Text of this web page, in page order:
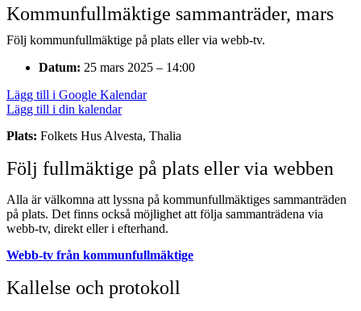
Kommunfullmäktige sammanträder, mars
Följ kommunfullmäktige på plats eller via webb-tv.
Datum: 25 mars 2025 – 14:00
Lägg till i Google Kalendar
Lägg till i din kalendar
Plats: Folkets Hus Alvesta, Thalia
Följ fullmäktige på plats eller via webben
Alla är välkomna att lyssna på kommunfullmäktiges sammanträden
på plats. Det finns också möjlighet att följa sammanträdena via
webb-tv, direkt eller i efterhand.
Webb-tv från kommunfullmäktige
Kallelse och protokoll